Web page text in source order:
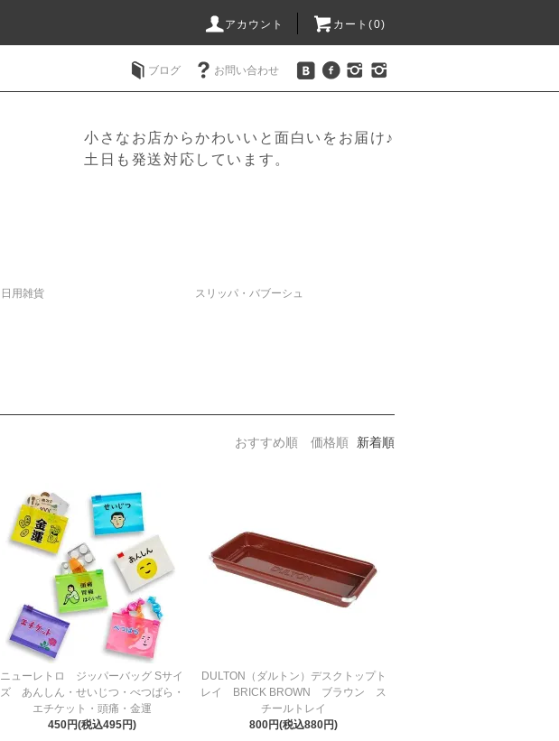
アカウント カート(0)
ブログ お問い合わせ
小さなお店からかわいいと面白いをお届け♪
土日も発送対応しています。
日用雑貨
スリッパ・バブーシュ
おすすめ順 価格順 新着順
ニューレトロ ジッパーバッグ Sサイ
ズ あんしん・せいじつ・べつばら・
エチケット・頭痛・金運
450円(税込495円)
DULTON（ダルトン）デスクトップト
レイ BRICK BROWN ブラウン ス
チールトレイ
800円(税込880円)